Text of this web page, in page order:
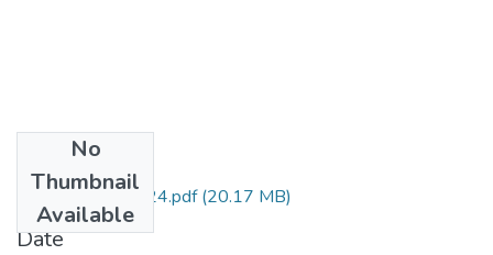
No
Thumbnail
Available
110665842624.pdf(20.17 MB)
Date